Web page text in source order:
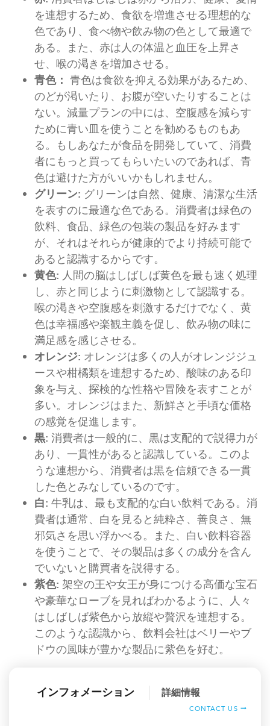
を連想するため、食欲を増進させる理想的な
色であり、食べ物や飲み物の色として最適で
ある。また、赤は人の体温と血圧を上昇さ
せ、喉の渇きを増加させる。
青色： 青色は食欲を抑える効果があるため、
のどが渇いたり、お腹が空いたりすることは
ない。減量プランの中には、空腹感を減らす
ために青い皿を使うことを勧めるものもあ
る。もしあなたが食品を開発していて、消費
者にもっと買ってもらいたいのであれば、青
色は避けた方がいいかもしれません。
グリーン: グリーンは自然、健康、清潔な生活
を表すのに最適な色である。消費者は緑色の
飲料、食品、緑色の包装の製品を好みます
が、それはそれらが健康的でより持続可能で
あると認識するからです。
黄色: 人間の脳はしばしば黄色を最も速く処理
し、赤と同じように刺激物として認識する。
喉の渇きや空腹感を刺激するだけでなく、黄
色は幸福感や楽観主義を促し、飲み物の味に
満足感を感じさせる。
オレンジ: オレンジは多くの人がオレンジジュ
ースや柑橘類を連想するため、酸味のある印
象を与え、探検的な性格や冒険を表すことが
多い。オレンジはまた、新鮮さと手頃な価格
の感覚を促進します。
黒: 消費者は一般的に、黒は支配的で説得力が
あり、一貫性があると認識している。このよ
うな連想から、消費者は黒を信頼できる一貫
した色とみなしているのです。
白: 牛乳は、最も支配的な白い飲料である。消
費者は通常、白を見ると純粋さ、善良さ、無
邪気さを思い浮かべる。また、白い飲料容器
を使うことで、その製品は多くの成分を含ん
でいないと購買者を説得する。
紫色: 架空の王や女王が身につける高価な宝石
や豪華なローブを見ればわかるように、人々
はしばしば紫色から放縦や贅沢を連想する。
このような認識から、飲料会社はベリーやブ
ドウの風味が豊かな製品に紫色を好む。
インフォメーション 詳細情報
CONTACT US